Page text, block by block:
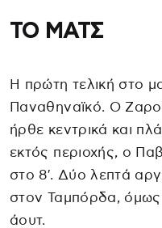
ΤΟ ΜΑΤΣ
Η πρώτη τελική στο
Παναθηναϊκό. Ο
ήρθε κεντρικά και
εκτός περιοχής, ο
στο 8′. Δύο λεπτά
στον Ταμπόρδα,
άουτ.